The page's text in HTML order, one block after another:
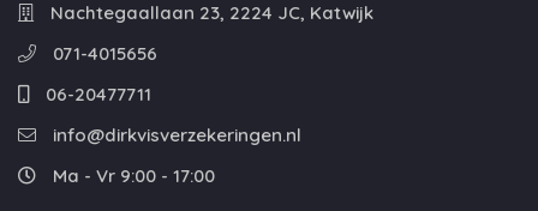
Nachtegaallaan 23, 2224 JC, Katwijk
071-4015656
06-20477711
info@dirkvisverzekeringen.nl
Ma - Vr 9:00 - 17:00